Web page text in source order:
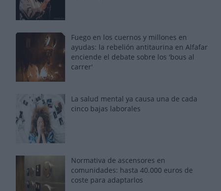
Fuego en los cuernos y millones en
ayudas: la rebelión antitaurina en Alfafar
enciende el debate sobre los 'bous al
carrer'
La salud mental ya causa una de cada
cinco bajas laborales
Normativa de ascensores en
comunidades: hasta 40.000 euros de
coste para adaptarlos